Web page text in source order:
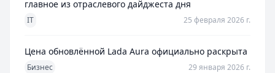
главное из отраслевого дайджеста дня
IT 25 февраля 2026 г.
Цена обновлённой Lada Aura официально раскрыта
Бизнес 29 января 2026 г.